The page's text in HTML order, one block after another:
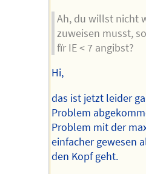
Ah, du willst nicht
zuweisen musst,
fïr IE < 7 angibst?
Hi,
das ist jetzt leider
Problem
Problem mit der
einfacher gewesen
den Kopf geht.